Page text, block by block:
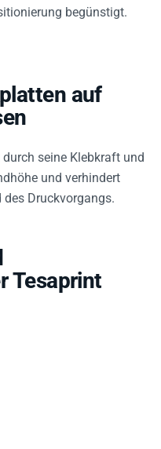
begünstigt.
auf
seine Klebkraft und
und verhindert
des Druckvorgangs.
Tesaprint